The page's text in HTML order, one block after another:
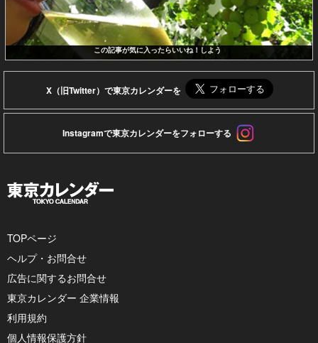
この記事が気に入ったらいいね！しよう
X（旧Twitter）で東京カレンダーを
Instagramで東京カレンダーをフォローする
TOPページ
ヘルプ・お問合せ
広告に関するお問合せ
東京カレンダー 企業情報
利用規約
個人情報保護方針